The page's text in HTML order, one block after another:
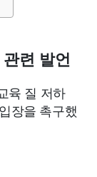
외국어 교육
련 발언
육 질 저하
장을 촉구했